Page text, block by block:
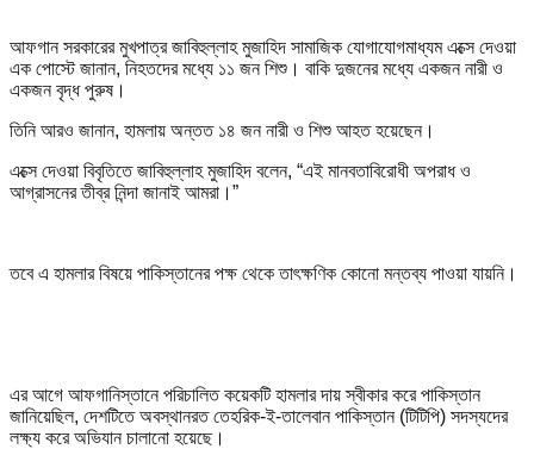
আফগান সরকারের মুখপাত্র জাবিহুল্লাহ মুজাহিদ সামাজিক যোগাযোগমাধ্যম এক্সে দেওয়া
এক পোস্টে জানান, নিহতদের মধ্যে ১১ জন শিশু। বাকি দুজনের মধ্যে একজন নারী ও
একজন বৃদ্ধ পুরুষ।
তিনি আরও জানান, হামলায় অন্তত ১৪ জন নারী ও শিশু আহত হয়েছেন।
এক্সে দেওয়া বিবৃতিতে জাবিহুল্লাহ মুজাহিদ বলেন, “এই মানবতাবিরোধী অপরাধ ও
আগ্রাসনের তীব্র নিন্দা জানাই আমরা।”
তবে এ হামলার বিষয়ে পাকিস্তানের পক্ষ থেকে তাৎক্ষণিক কোনো মন্তব্য পাওয়া যায়নি।
এর আগে আফগানিস্তানে পরিচালিত কয়েকটি হামলার দায় স্বীকার করে পাকিস্তান
জানিয়েছিল, দেশটিতে অবস্থানরত তেহরিক-ই-তালেবান পাকিস্তান (টিটিপি) সদস্যদের
লক্ষ্য করে অভিযান চালানো হয়েছে।